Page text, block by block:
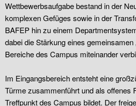
Wettbewerbsaufgabe bestand in der
komplexen Gefüges sowie in der
BAFEP hin zu einem
dabei die Stärkung eines gemeinsamen
Bereiche des Campus miteinander
Im Eingangsbereich entsteht eine
Türme zusammenführt und als offenes
Treffpunkt des Campus bildet. Der